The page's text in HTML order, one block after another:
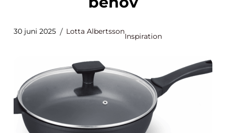
30 juni 2025 Lotta Albertsson
Inspiration